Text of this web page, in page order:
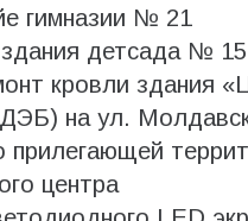
гимназии № 21
детсада № 15
кровли здания
на ул.
прилегающей
центра